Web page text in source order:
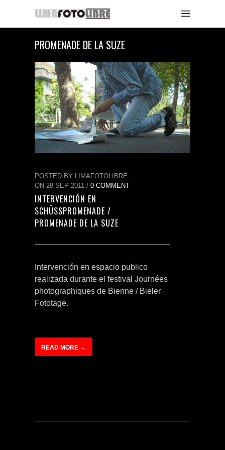
PROMENADE DE LA SUZE
POSTED BY LIMAFOTOLIBRE
ON 28 SEP 2011 / 0 COMMENT
INTERVENCIÓN EN
SCHÜSSPROMENADE /
PROMENADE DE LA SUZE
Intervención en espacio publico
realizada durante el festival Journées
photographiques de Bienne / Bieler
Fototage.
READ MORE →